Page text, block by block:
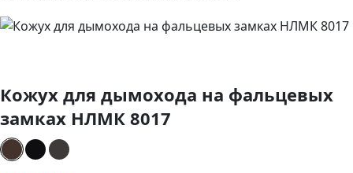
Кожух для дымохода на фальцевых
замках НЛМК 8017